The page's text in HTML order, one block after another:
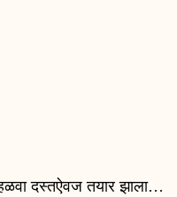
दस्तऐवज तयार झाला…